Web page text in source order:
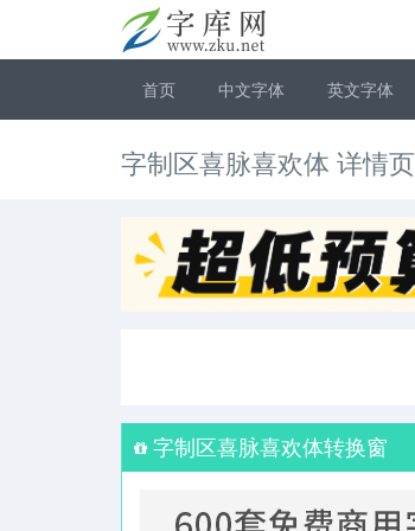
首页 中文字体 英文字体
字制区喜脉喜欢体 详情页
字制区喜脉喜欢体转换窗